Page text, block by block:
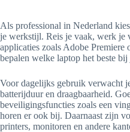
Als professional in Nederland
je werkstijl. Reis je vaak, werk je
applicaties zoals Adobe
bepalen welke laptop het beste bij
Voor dagelijks gebruik verwacht
batterijduur en draagbaarheid.
beveiligingsfuncties zoals een
horen er ook bij. Daarnaast zijn
printers, monitoren en andere